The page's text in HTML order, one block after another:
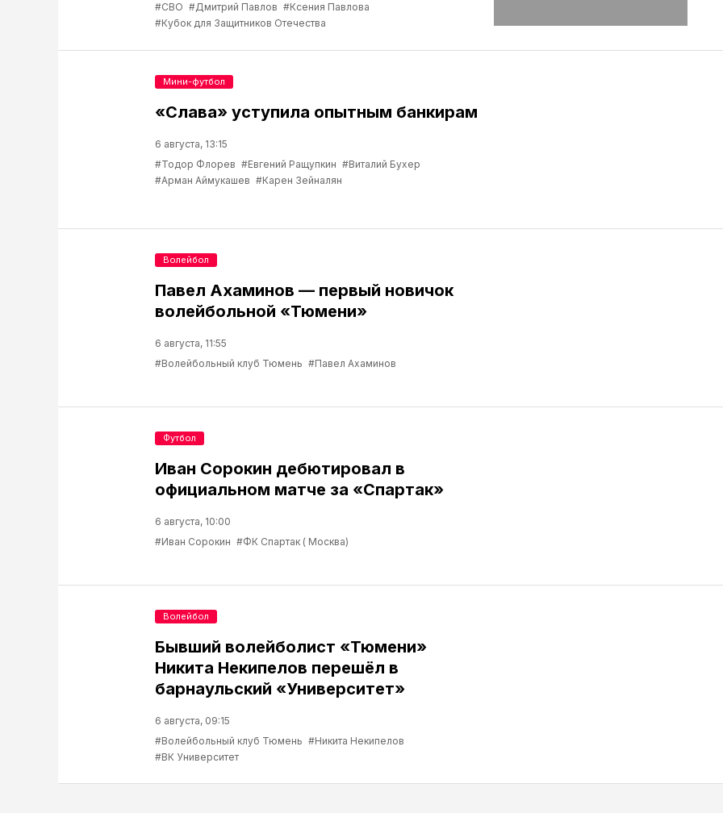
#СВО #Дмитрий Павлов #Ксения Павлова
#Кубок для Защитников Отечества
«Слава» уступила опытным банкирам
6 августа, 13:15
#Тодор Флорев #Евгений Ращупкин #Виталий Бухер
#Арман Аймукашев #Карен Зейналян
Мини-футбол
Павел Ахаминов — первый новичок
волейбольной «Тюмени»
6 августа, 11:55
#Волейбольный клуб Тюмень #Павел Ахаминов
Волейбол
Иван Сорокин дебютировал в
официальном матче за «Спартак»
6 августа, 10:00
#Иван Сорокин #ФК Спартак ( Москва)
Футбол
Бывший волейболист «Тюмени»
Никита Некипелов перешёл в
барнаульский «Университет»
6 августа, 09:15
#Волейбольный клуб Тюмень #Никита Некипелов
#ВК Университет
Волейбол